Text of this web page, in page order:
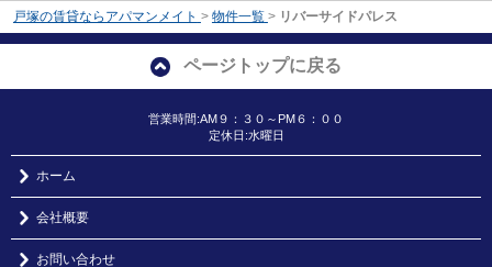
戸塚の賃貸ならアパマンメイト > 物件一覧 > リバーサイドパレス
ページトップに戻る
営業時間:AM９：３０～PM６：００
定休日:水曜日
ホーム
会社概要
お問い合わせ